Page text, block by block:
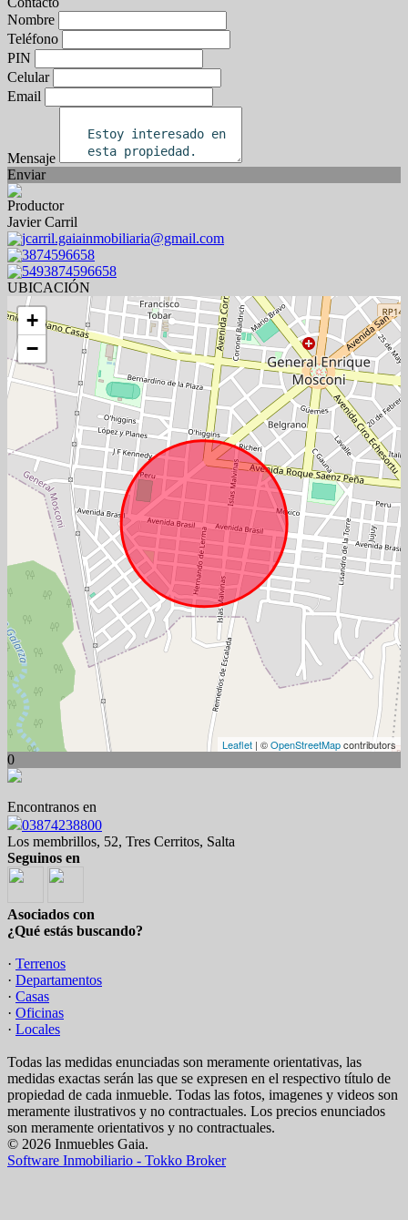
Nombre
Teléfono
PIN
Celular
Email
Mensaje
Enviar
Productor
Javier Carril
jcarril.gaiainmobiliaria@gmail.com
3874596658
5493874596658
UBICACIÓN
+
−
Leaflet | ©OpenStreetMapcontributors
0
Encontranos en
03874238800
Los membrillos, 52, Tres Cerritos, Salta
Seguinos en
Asociados con
¿Qué estás buscando?
· Terrenos
· Departamentos
· Casas
· Oficinas
· Locales
Todas las medidas enunciadas son meramente orientativas, las
medidas exactas serán las que se expresen en el respectivo título de
propiedad de cada inmueble. Todas las fotos, imagenes y videos son
meramente ilustrativos y no contractuales. Los precios enunciados
son meramente orientativos y no contractuales.
© 2026 Inmuebles Gaia.
Software Inmobiliario - Tokko Broker